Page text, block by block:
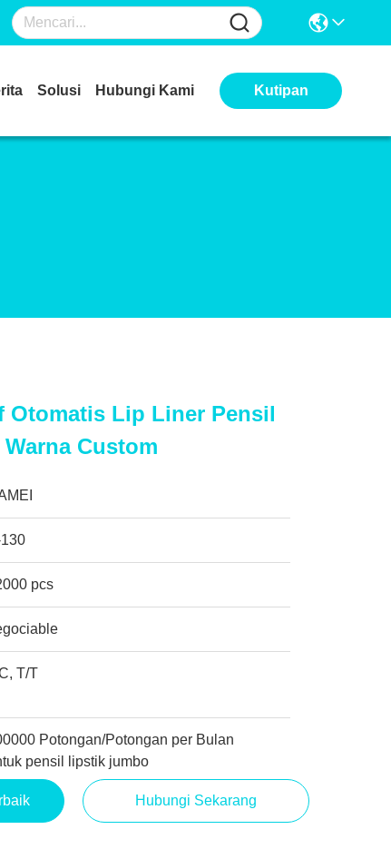
Solusi Hubungi Kami Kutipan
Otomatis Lip Liner Pensil
Custom
pcs
T/T
Potongan/Potongan per Bulan
pensil lipstik jumbo
Hubungi Sekarang